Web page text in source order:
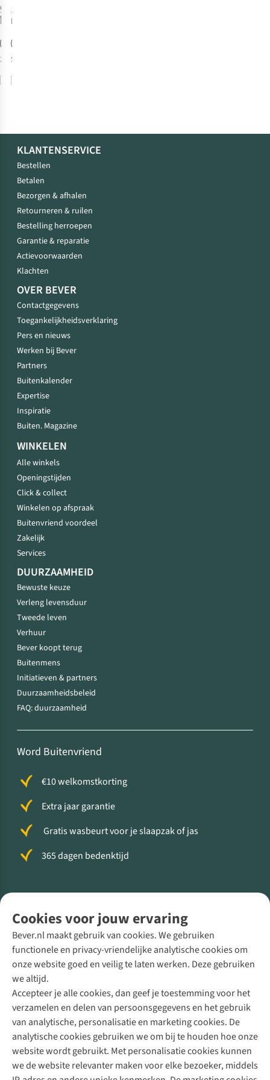
Originele prijs:
€89,95
1
kleur
beschikbaar
%
36C
1
beschikbaar
S
Cookies voor jouw ervaring
Bever.nl maakt gebruik van cookies. We gebruiken
functionele en privacy-vriendelijke analytische cookies om
onze website goed en veilig te laten werken. Deze gebruiken
we altijd.
Accepteer je alle cookies, dan geef je toestemming voor het
verzamelen en delen van persoonsgegevens en het gebruik
van analytische, personalisatie en marketing cookies. De
analytische cookies gebruiken we om bij te houden hoe onze
website wordt gebruikt. Met personalisatie cookies kunnen
we de website relevanter maken voor elke bezoeker, middels
KLANTENSERVICE
Bestellen
Betalen
Bezorgen & afhalen
Retourneren & ruilen
Bestelling herroepen
Garantie & reparatie
Actievoorwaarden
Klachten
OVER BEVER
Contactgegevens
Toegankelijkheidsverklaring
Pers en nieuws
Werken bij Bever
Partners
Buitenkalender
Expertise
Inspiratie
Buiten. Magazine
WINKELEN
Alle winkels
Openingstijden
Click & collect
Winkelen op afspraak
Buitenvriend voordeel
Zakelijk
Services
DUURZAAMHEID
Bewuste keuze
Verleng levensduur
Tweede leven
Verhuur
Bever koopt terug
Buitenmens
Initiatieven & partners
Duurzaamheidsbeleid
FAQ: duurzaamheid
Word Buitenvriend
€10 welkomstkorting
Extra jaar garantie
Gratis wasbeurt voor je slaapzak of jas
365 dagen bedenktijd
Direct advies van een Buitenexpert
+31 (0)85 888 50 88
+31 6 12 28 49 80
Contactformulier